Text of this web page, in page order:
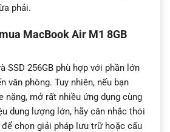
phải.
MacBook Air M1 8GB
SSD 256GB phù hợp với phần lớn
văn phòng. Tuy nhiên, nếu bạn
nặng, mở rất nhiều ứng dụng cùng
dung lượng lớn, hãy cân nhắc thói
chọn giải pháp lưu trữ hoặc cấu